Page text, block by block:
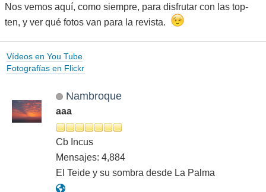
Nos vemos aquí, como siempre, para disfrutar con las top-
ten, y ver qué fotos van para la revista.
Vídeos en You Tube
Fotografías en Flickr
Nambroque
aaa
Cb Incus
Mensajes: 4,884
El Teide y su sombra desde La Palma